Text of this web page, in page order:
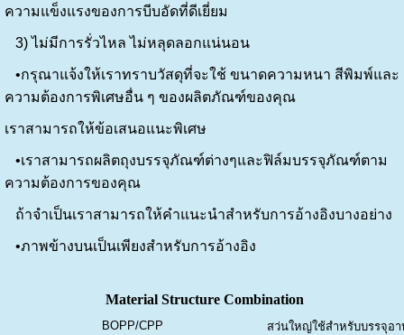
ความแข็งแรงของการบีบอัดที่ดีเยี่ยม
3) ไม่มีการรั่วไหล ไม่หลุดลอกแน่นอน
•กรุณาแจ้งให้เราทราบวัสดุที่จะใช้ ขนาดความหนา สีพิมพ์และ
ความต้องการพิเศษอื่น ๆ ของผลิตภัณฑ์ของคุณ
เราสามารถให้ข้อเสนอแนะพิเศษ
•เราสามารถผลิตถุงบรรจุภัณฑ์ต่างๆและฟิล์มบรรจุภัณฑ์ตาม
ความต้องการของคุณ
ถ้าจำเป็นเราสามารถให้คำแนะนำสำหรับการอ้างอิงบางอย่าง
•ภาพข้างบนเป็นเพียงสำหรับการอ้างอิง
Material Structure Combination
BOPP/CPP
สว่นใหญ่ใช้สำหรับบรรจุอ